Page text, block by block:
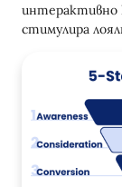
стимулира